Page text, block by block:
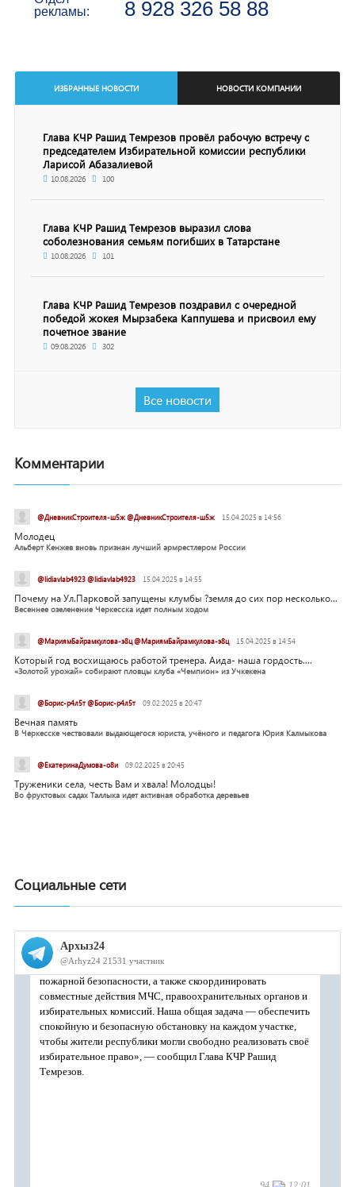
рекламы:
8 928 326 58 88
ИЗБРАННЫЕ НОВОСТИ НОВОСТИ КОМПАНИИ
Глава КЧР Рашид Темрезов провёл рабочую встречу с
председателем Избирательной комиссии республики
Ларисой Абазалиевой
10.08.2026 100
Глава КЧР Рашид Темрезов выразил слова
соболезнования семьям погибших в Татарстане
10.08.2026 101
Глава КЧР Рашид Темрезов поздравил с очередной
победой жокея Мырзабека Каппушева и присвоил ему
почетное звание
09.08.2026 302
Все новости
Комментарии
@ДневникСтроителя-ш5ж @ДневникСтроителя-ш5ж 15.04.2025 в 14:56
Молодец
Альберт Кенжев вновь признан лучший армрестлером России
@lidiavlab4923 @lidiavlab4923 15.04.2025 в 14:55
Почему на Ул.Парковой запущены клумбы ?земля до сих пор несколько...
Весеннее озеленение Черкесска идет полным ходом
@МариямБайрамкулова-э8ц @МариямБайрамкулова-э8ц 15.04.2025 в 14:54
Который год восхищаюсь работой тренера. Аида- наша гордость....
«Золотой урожай» собирают пловцы клуба «Чемпион» из Учкекена
@Борис-р4л5т @Борис-р4л5т 09.02.2025 в 20:47
Вечная память
В Черкесске чествовали выдающегося юриста, учёного и педагога Юрия Калмыкова
@ЕкатеринаДумова-о8и 09.02.2025 в 20:45
Труженики села, честь Вам и хвала! Молодцы!
Во фруктовых садах Таллыка идет активная обработка деревьев
Социальные сети